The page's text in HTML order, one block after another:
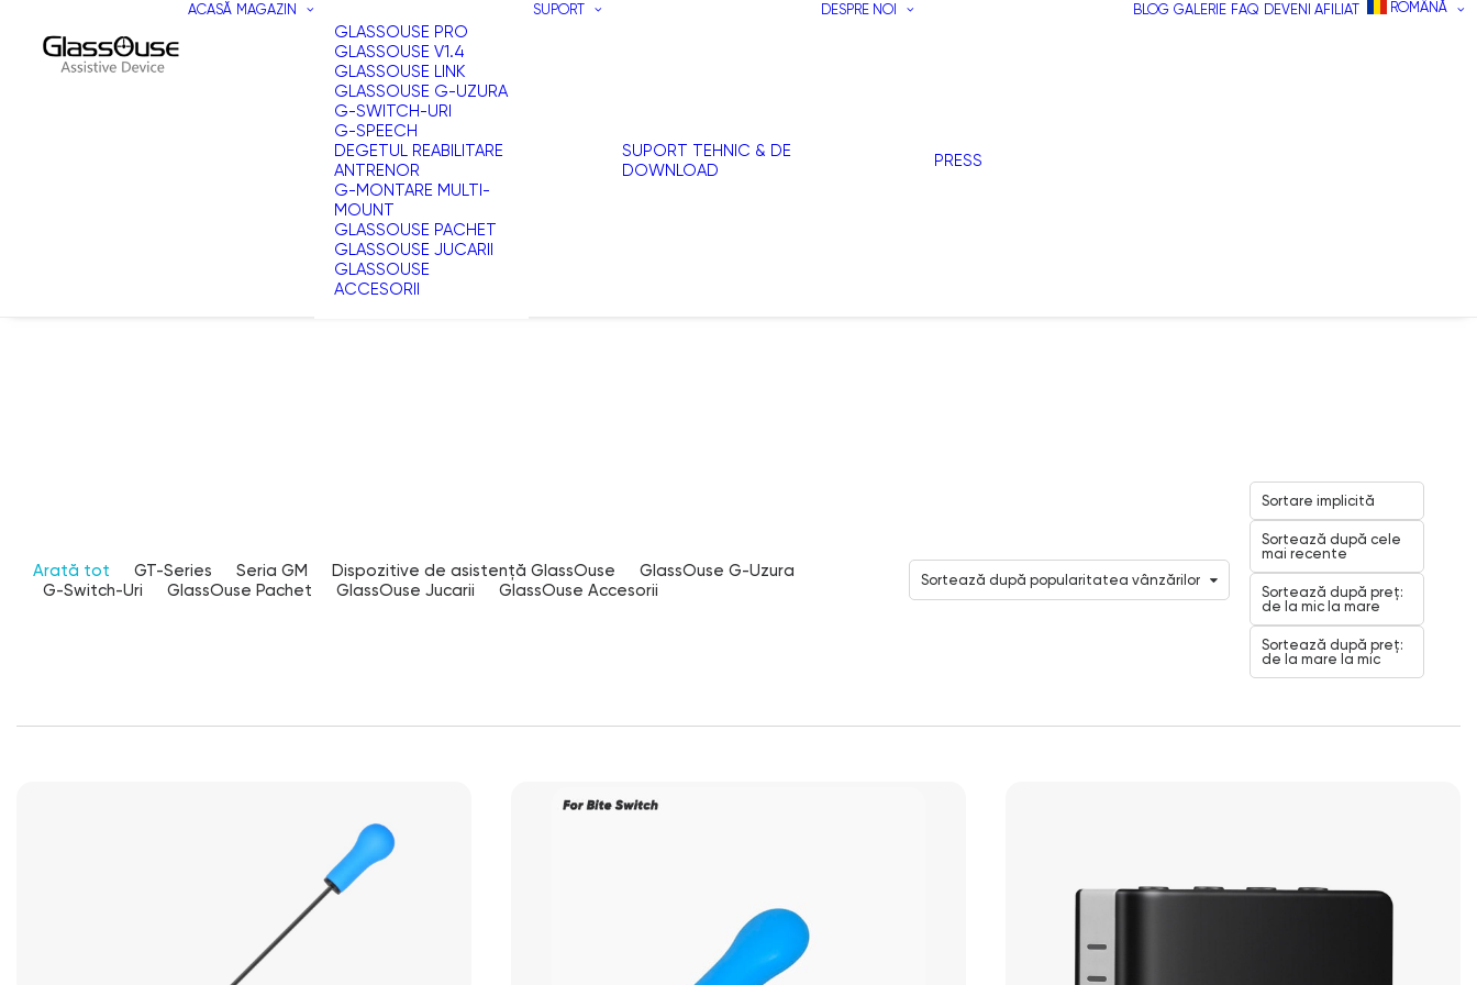
ACASĂ MAGAZIN
GLASSOUSE PRO
GLASSOUSE V1.4
GLASSOUSE LINK
GLASSOUSE G-UZURA
G-SWITCH-URI
G-SPEECH
DEGETUL REABILITARE
ANTRENOR
G-MONTARE MULTI-
MOUNT
GLASSOUSE PACHET
GLASSOUSE JUCARII
GLASSOUSE
ACCESORII
SUPORT
SUPORT TEHNIC & DE
DOWNLOAD
DESPRE NOI
PRESS
BLOG GALERIE FAQ DEVENI AFILIAT ROMÂNĂ
Arată tot GT-Series Seria GM Dispozitive de asistență GlassOuse
GlassOuse G-Uzura
G-Switch-Uri
GlassOuse Pachet GlassOuse Jucarii GlassOuse Accesorii Sortează după popularitatea vânzărilor
Sortare implicită
Sortează după cele
mai recente
Sortează după preț:
de la mic la mare
Sortează după preț:
de la mare la mic